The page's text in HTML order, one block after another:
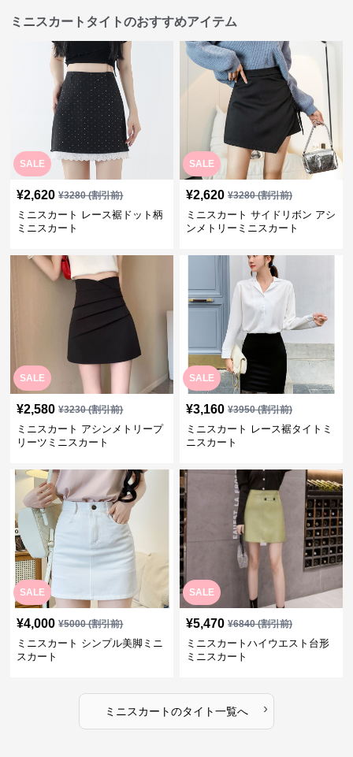
ミニスカートタイトのおすすめアイテム
SALE
¥2,620 ¥3280(割引前)
ミニスカート レース裾ドット柄
ミニスカート
SALE
¥2,620 ¥3280(割引前)
ミニスカート サイドリボン アシ
ンメトリーミニスカート
SALE
¥2,580 ¥3230(割引前)
ミニスカート アシンメトリープ
リーツミニスカート
SALE
¥3,160 ¥3950(割引前)
ミニスカート レース裾タイトミ
ニスカート
SALE
¥4,000 ¥5000(割引前)
ミニスカート シンプル美脚ミニ
スカート
SALE
¥5,470 ¥6840(割引前)
ミニスカートハイウエスト台形
ミニスカート
ミニスカートのタイト一覧へ ›